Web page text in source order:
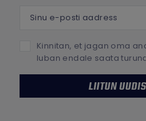
Kinnitan, et jagan oma
luban endale saata
LIITUN